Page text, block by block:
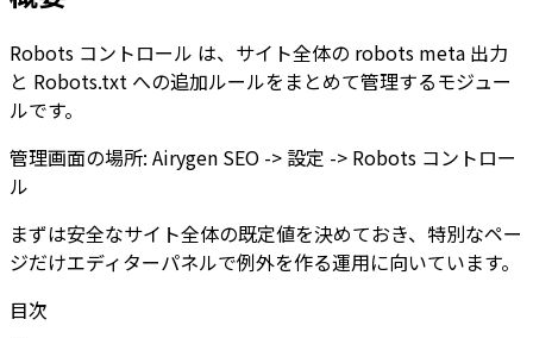
Robots コントロール は、サイト全体の robots meta 出力
と Robots.txt への追加ルールをまとめて管理するモジュー
ルです。
管理画面の場所: Airygen SEO -> 設定 -> Robots コントロー
ル
まずは安全なサイト全体の既定値を決めておき、特別なペー
ジだけエディターパネルで例外を作る運用に向いています。
目次